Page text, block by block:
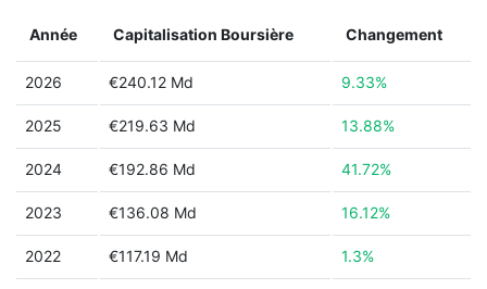
Année Capitalisation Boursière Changement
2026 €240.12 Md 9.33%
2025 €219.63 Md 13.88%
2024 €192.86 Md 41.72%
2023 €136.08 Md 16.12%
2022 €117.19 Md 1.3%